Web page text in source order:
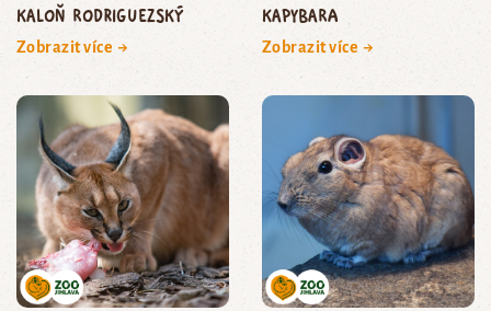
kaloň rodriguezský
Zobrazit více →
kapybara
Zobrazit více →